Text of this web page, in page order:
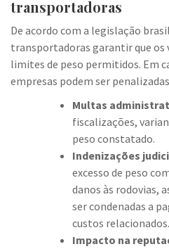
transportadoras
De acordo com a legislação
transportadoras garantir que os
limites de peso permitidos. Em
empresas podem ser
Multas
fiscalizações,
peso constatado.
Indenizações
excesso de peso
danos às rodovias,
ser condenadas a
custos relacionados.
Impacto na